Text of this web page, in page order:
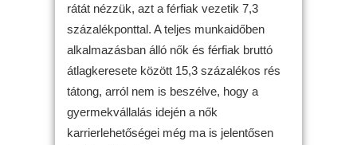
rátát nézzük, azt a férfiak vezetik 7,3
százalékponttal. A teljes munkaidőben
alkalmazásban álló nők és férfiak bruttó
átlagkeresete között 15,3 százalékos rés
tátong, arról nem is beszélve, hogy a
gyermekvállalás idején a nők
karrierlehetőségei még ma is jelentősen